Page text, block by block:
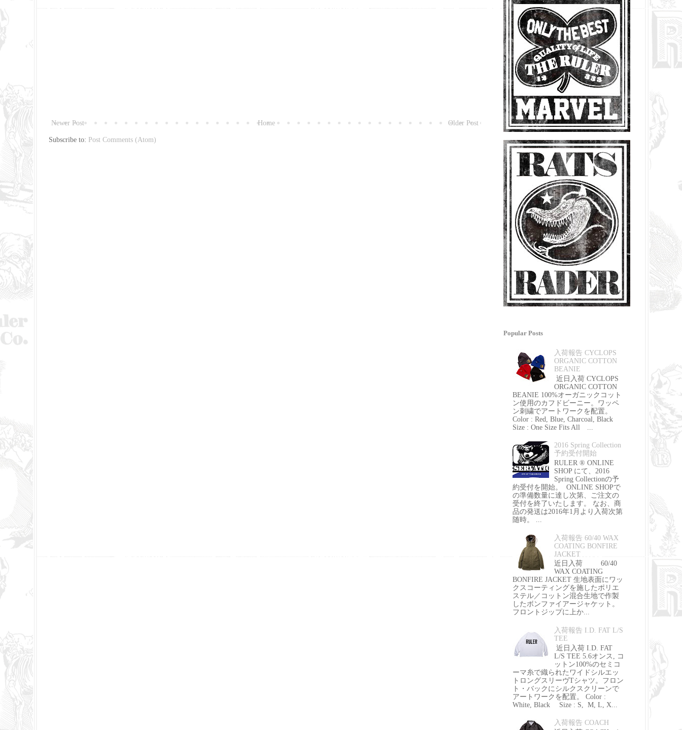
Newer Post Older Post
Home
Subscribe to: Post Comments (Atom)
Popular Posts
入荷報告 CYCLOPS
ORGANIC COTTON
BEANIE
近日入荷 CYCLOPS
ORGANIC COTTON
BEANIE 100%オーガニックコット
ン使用のカフドビーニー。ワッペ
ン刺繍でアートワークを配置。
Color : Red, Blue, Charcoal, Black
Size : One Size Fits All ...
2016 Spring Collection
予約受付開始
RULER ® ONLINE
SHOP にて、2016
Spring Collectionの予
約受付を開始。 ONLINE SHOPで
の準備数量に達し次第、ご注文の
受付を終了いたします。 なお、商
品の発送は2016年1月より入荷次第
随時。 ...
入荷報告 60/40 WAX
COATING BONFIRE
JACKET
近日入荷 60/40
WAX COATING
BONFIRE JACKET 生地表面にワッ
クスコーティングを施したポリエ
ステル／コットン混合生地で作製
したボンファイアージャケット。
フロントジップに上か...
入荷報告 I.D. FAT L/S
TEE
近日入荷 I.D. FAT
L/S TEE 5.6オンス, コ
ットン100%のセミコ
ーマ糸で織られたワイドシルエッ
トロングスリーヴTシャツ。フロン
ト・バックにシルクスクリーンで
アートワークを配置。 Color :
White, Black Size : S, M, L, X...
入荷報告 COACH